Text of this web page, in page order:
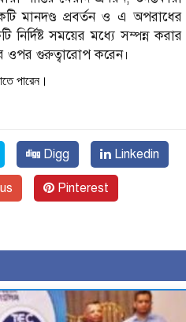
মানদণ্ড প্রবর্তন ও এ অপরাধের
নির্দিষ্ট সময়ের মধ্যে সম্পন্ন করার
ওপর গুরুত্বারোপ করেন।
পারেন।
Digg Linkedin
Pinterest